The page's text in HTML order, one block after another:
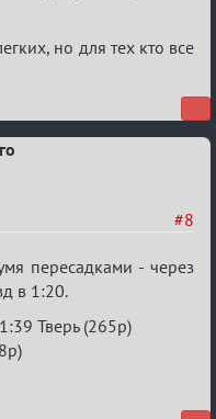
но для тех кто все
#8
пересадками - через
в 1:20.
Тверь (265р)